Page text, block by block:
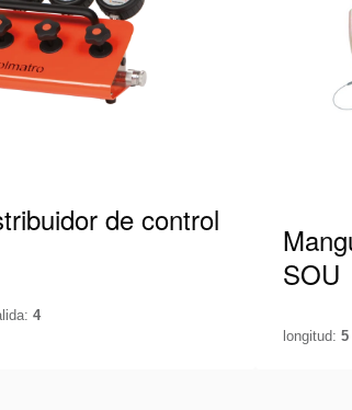
de control
4
SOU
longitud: 5